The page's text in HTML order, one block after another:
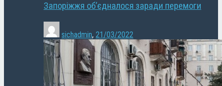
Запоріжжя об’єдналося заради перемоги
sichadmin, 21/03/2022